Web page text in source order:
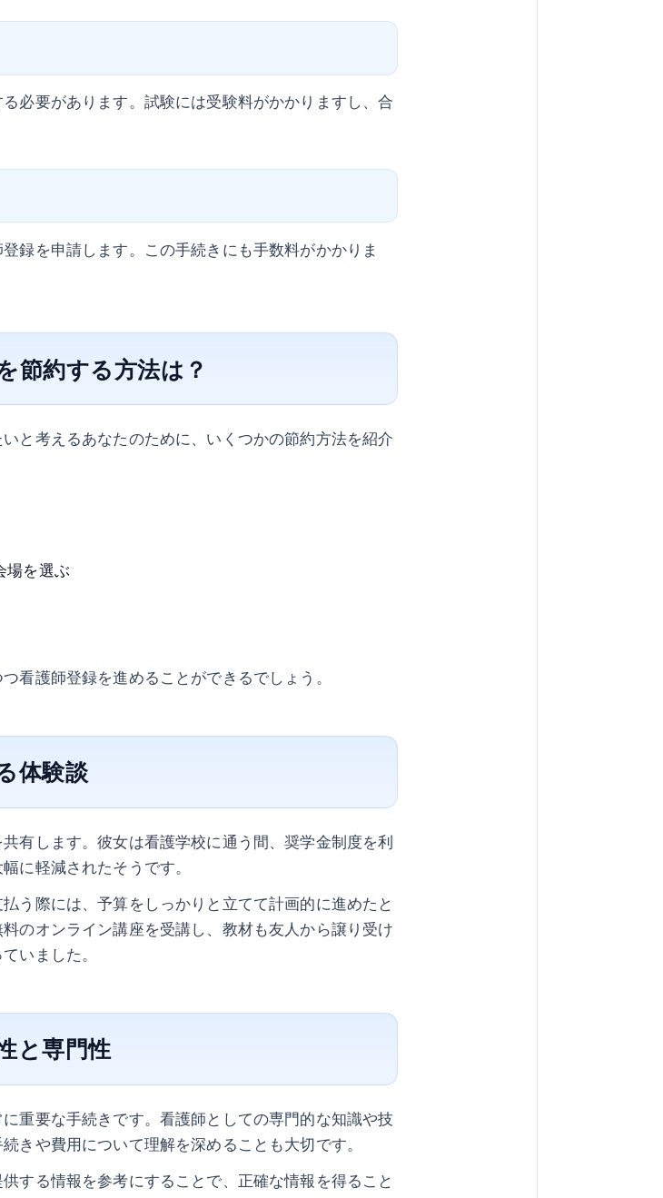
必要があります。試験には受験料がかかりますし、合
録を申請します。この手続きにも手数料がかかりま
節約する方法は？
と考えるあなたのために、いくつかの節約方法を紹介
場を選ぶ
看護師登録を進めることができるでしょう。
体験談
有します。彼女は看護学校に通う間、奨学金制度を利
に軽減されたそうです。
う際には、予算をしっかりと立てて計画的に進めたと
のオンライン講座を受講し、教材も友人から譲り受け
いました。
と専門性
重要な手続きです。看護師としての専門的な知識や技
きや費用について理解を深めることも大切です。
する情報を参考にすることで、正確な情報を得ること